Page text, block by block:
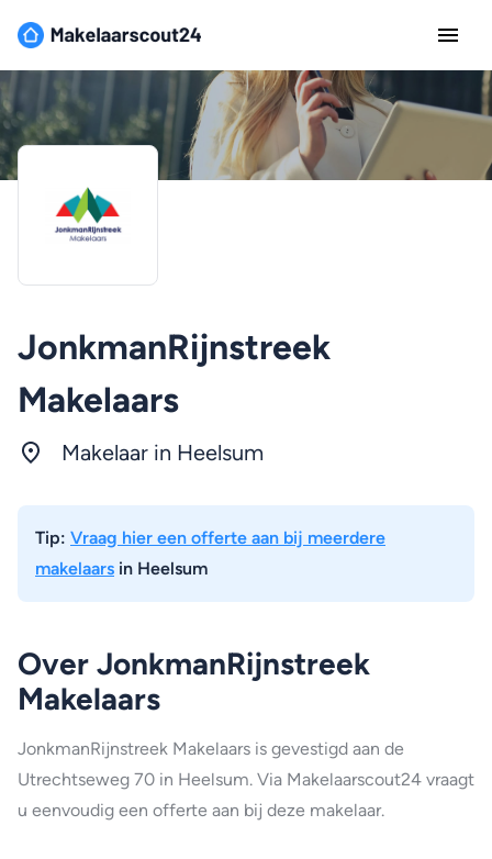
JonkmanRijnstreek
Makelaars
Makelaar in Heelsum
Tip: Vraag hier een offerte aan bij meerdere
makelaars in Heelsum
Over JonkmanRijnstreek
Makelaars
JonkmanRijnstreek Makelaars is gevestigd aan de
Utrechtseweg 70 in Heelsum. Via Makelaarscout24 vraagt
u eenvoudig een offerte aan bij deze makelaar.